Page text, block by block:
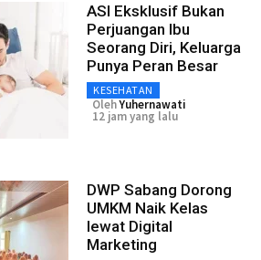
ASI Eksklusif Bukan
Perjuangan Ibu
Seorang Diri, Keluarga
Punya Peran Besar
KESEHATAN
OlehYuhernawati
12 jam yang lalu
DWP Sabang Dorong
UMKM Naik Kelas
lewat Digital
Marketing